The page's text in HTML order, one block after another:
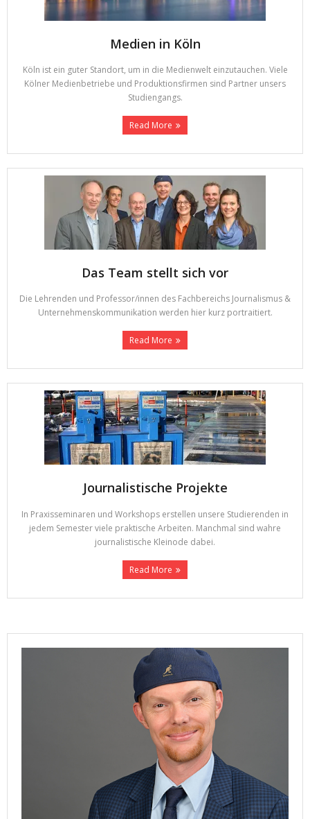
Medien in Köln
Köln ist ein guter Standort, um in die Medienwelt einzutauchen. Viele
Kölner Medienbetriebe und Produktionsfirmen sind Partner unsers
Studiengangs.
Read More
Das Team stellt sich vor
Die Lehrenden und Professor/innen des Fachbereichs Journalismus &
Unternehmenskommunikation werden hier kurz portraitiert.
Read More
Journalistische Projekte
In Praxisseminaren und Workshops erstellen unsere Studierenden in
jedem Semester viele praktische Arbeiten. Manchmal sind wahre
journalistische Kleinode dabei.
Read More